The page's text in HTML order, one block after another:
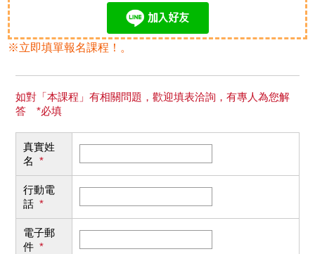
※立即填單報名課程！。
如對「本課程」有相關問題，歡迎填表洽詢，有專人為您解
答 *必填
真實姓
名 *
行動電
話 *
電子郵
件 *